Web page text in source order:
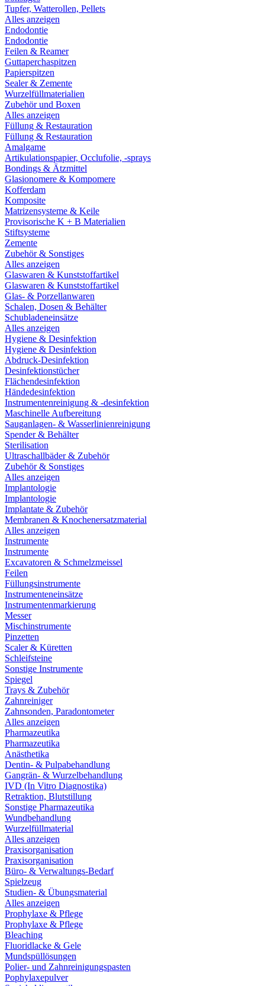
Tupfer, Watterollen, Pellets
Alles anzeigen
Endodontie
Endodontie
Feilen & Reamer
Guttaperchaspitzen
Papierspitzen
Sealer & Zemente
Wurzelfüllmaterialien
Zubehör und Boxen
Alles anzeigen
Füllung & Restauration
Füllung & Restauration
Amalgame
Artikulationspapier, Occlufolie, -sprays
Bondings & Ätzmittel
Glasionomere & Kompomere
Kofferdam
Komposite
Matrizensysteme & Keile
Provisorische K + B Materialien
Stiftsysteme
Zemente
Zubehör & Sonstiges
Alles anzeigen
Glaswaren & Kunststoffartikel
Glaswaren & Kunststoffartikel
Glas- & Porzellanwaren
Schalen, Dosen & Behälter
Schubladeneinsätze
Alles anzeigen
Hygiene & Desinfektion
Hygiene & Desinfektion
Abdruck-Desinfektion
Desinfektionstücher
Flächendesinfektion
Händedesinfektion
Instrumentenreinigung & -desinfektion
Maschinelle Aufbereitung
Sauganlagen- & Wasserlinienreinigung
Spender & Behälter
Sterilisation
Ultraschallbäder & Zubehör
Zubehör & Sonstiges
Alles anzeigen
Implantologie
Implantologie
Implantate & Zubehör
Membranen & Knochenersatzmaterial
Alles anzeigen
Instrumente
Instrumente
Excavatoren & Schmelzmeissel
Feilen
Füllungsinstrumente
Instrumenteneinsätze
Instrumentenmarkierung
Messer
Mischinstrumente
Pinzetten
Scaler & Küretten
Schleifsteine
Sonstige Instrumente
Spiegel
Trays & Zubehör
Zahnreiniger
Zahnsonden, Paradontometer
Alles anzeigen
Pharmazeutika
Pharmazeutika
Anästhetika
Dentin- & Pulpabehandlung
Gangrän- & Wurzelbehandlung
IVD (In Vitro Diagnostika)
Retraktion, Blutstillung
Sonstige Pharmazeutika
Wundbehandlung
Wurzelfüllmaterial
Alles anzeigen
Praxisorganisation
Praxisorganisation
Büro- & Verwaltungs-Bedarf
Spielzeug
Studien- & Übungsmaterial
Alles anzeigen
Prophylaxe & Pflege
Prophylaxe & Pflege
Bleaching
Fluoridlacke & Gele
Mundspüllösungen
Polier- und Zahnreinigungspasten
Pophylaxepulver